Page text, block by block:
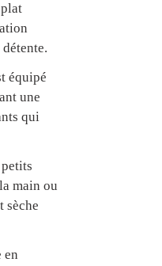
équipé
une
qui
main ou
sèche
en